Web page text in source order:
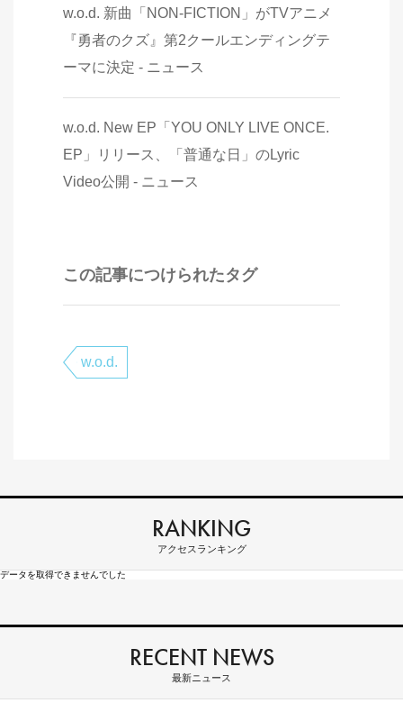
w.o.d. 新曲「NON-FICTION」がTVアニメ
『勇者のクズ』第2クールエンディングテ
ーマに決定 - ニュース
w.o.d. New EP「YOU ONLY LIVE ONCE.
EP」リリース、「普通な日」のLyric
Video公開 - ニュース
この記事につけられたタグ
w.o.d.
RANKING
アクセスランキング
データを取得できませんでした
RECENT NEWS
最新ニュース